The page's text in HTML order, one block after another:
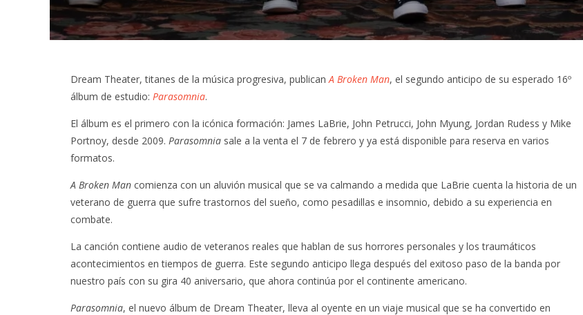
Dream Theater, titanes de la música progresiva, publicanA Broken Man, el segundo anticipo de su esperado 16º
álbum de estudio: Parasomnia.
El álbum es el primero con la icónica formación: James LaBrie, John Petrucci, John Myung, Jordan Rudess y Mike
Portnoy, desde 2009. Parasomnia sale a la venta el 7 de febrero y ya está disponible para reserva en varios
formatos.
A Broken Man comienza con un aluvión musical que se va calmando a medida que LaBrie cuenta la historia de un
veterano de guerra que sufre trastornos del sueño, como pesadillas e insomnio, debido a su experiencia en
combate.
La canción contiene audio de veteranos reales que hablan de sus horrores personales y los traumáticos
acontecimientos en tiempos de guerra. Este segundo anticipo llega después del exitoso paso de la banda por
nuestro país con su gira 40 aniversario, que ahora continúa por el continente americano.
Parasomnia, el nuevo álbum de Dream Theater, lleva al oyente en un viaje musical que se ha convertido en